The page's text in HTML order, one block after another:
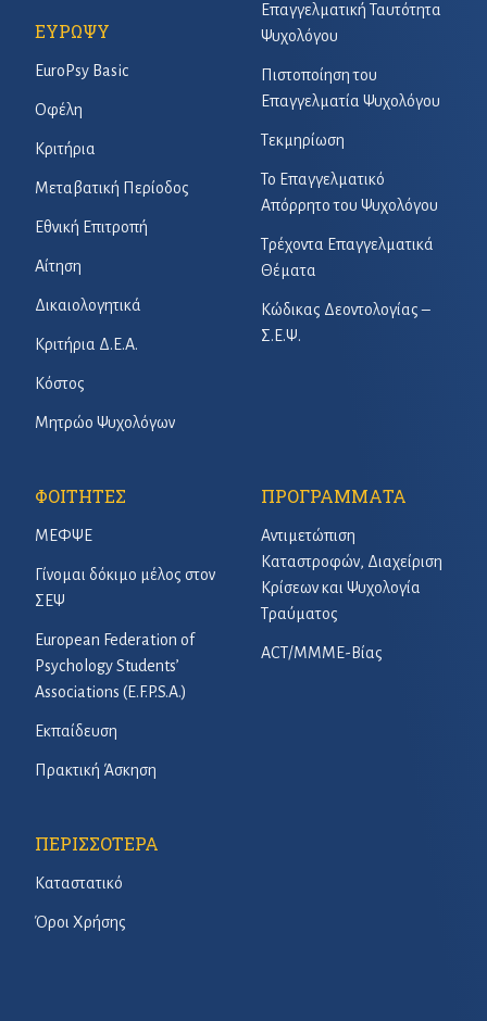
Επαγγελματική Ταυτότητα
Ψυχολόγου
Πιστοποίηση του
Επαγγελματία Ψυχολόγου
Τεκμηρίωση
Το Επαγγελματικό
Απόρρητο του Ψυχολόγου
Τρέχοντα Επαγγελματικά
Θέματα
Κώδικας Δεοντολογίας –
Σ.Ε.Ψ.
ΕΥΡΩΨΥ
EuroPsy Basic
Οφέλη
Κριτήρια
Μεταβατική Περίοδος
Εθνική Επιτροπή
Αίτηση
Δικαιολογητικά
Κριτήρια Δ.Ε.Α.
Κόστος
Μητρώο Ψυχολόγων
ΦΟΙΤΗΤΕΣ
ΜΕΦΨΕ
Γίνομαι δόκιμο μέλος στον
ΣΕΨ
European Federation of
Psychology Students’
Associations (E.F.P.S.A.)
Εκπαίδευση
Πρακτική Άσκηση
ΠΡΟΓΡΑΜΜΑΤΑ
Αντιμετώπιση
Καταστροφών, Διαχείριση
Κρίσεων και Ψυχολογία
Τραύματος
ACT/ΜΜΜΕ-Βίας
ΠΕΡΙΣΣΟΤΕΡΑ
Καταστατικό
Όροι Χρήσης